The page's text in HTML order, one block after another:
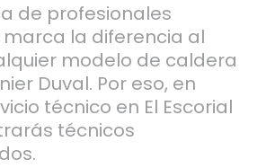
de profesionales
la diferencia al
modelo de caldera
Duval. Por eso, en
técnico en El Escorial
técnicos